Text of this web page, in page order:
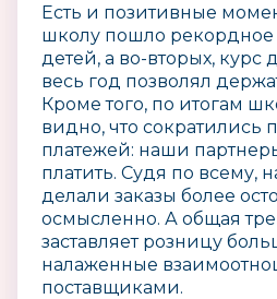
Есть и позитивные
школу пошло рекордное
детей, а во-вторых, курс
весь год позволял
Кроме того, по итогам
видно, что сократились
платежей: наши
платить. Судя по всему,
делали заказы более
осмысленно. А общая
заставляет розницу
налаженные
поставщиками.